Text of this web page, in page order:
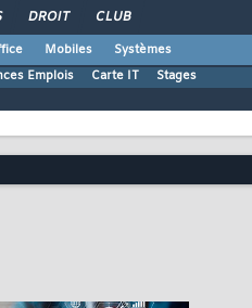
DROIT CLUB
Mobiles
Systèmes
Emplois Carte IT Stages